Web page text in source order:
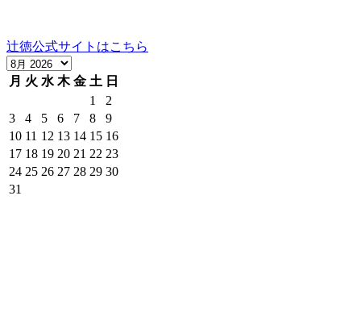
辻徳公式サイトはこちら
月 火 水 木 金 土 日
1
2
3
4 5 6 7 8
9
10 11 12 13 14 15 16
17 18 19 20 21 22 23
24 25 26 27 28 29 30
31